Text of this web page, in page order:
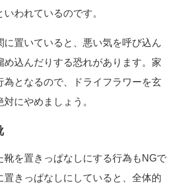
われているのです。
に置いていると、悪い気を呼び込ん
め込んだりする恐れがあります。家
為となるので、ドライフラワーを玄
にやめましょう。
靴を置きっぱなしにする行為もNGで
置きっぱなしにしていると、全体的